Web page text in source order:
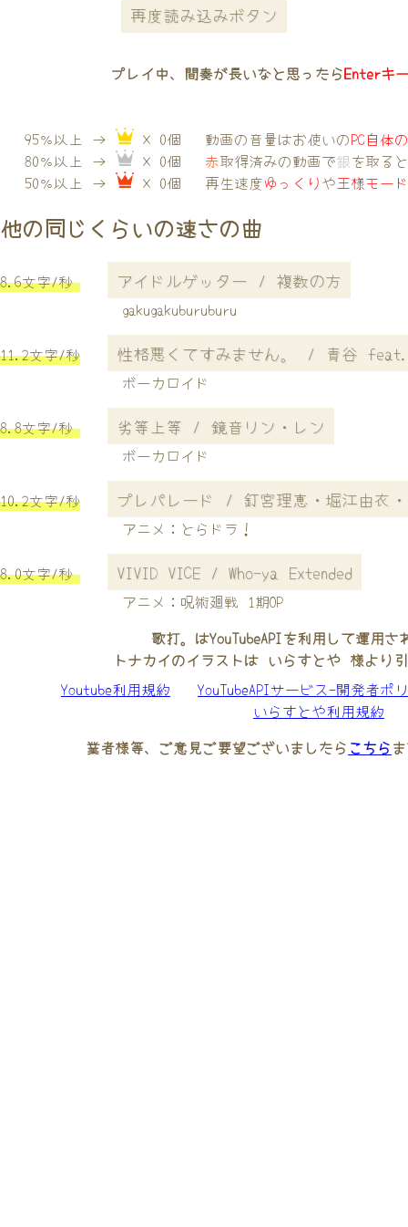
再度読み込みボタン
プレイ中、間奏が長いなと思ったらEnterキ
95％以上 →
× 0個
80％以上 →
× 0個
50％以上 →
× 0個
動画の音量はお使いのPC自体
赤取得済みの動画で銀を取る
再生速度ゆっくりや王様モー
他の同じくらいの速さの曲
8.6文字/秒 アイドルゲッター / 複数の方
gakugakuburuburu
11.2文字/秒 性格悪くてすみません。 / 青谷
ボーカロイド
8.8文字/秒 劣等上等 / 鏡音リン・レン
ボーカロイド
10.2文字/秒 プレパレード / 釘宮理恵・堀江由衣
アニメ：とらドラ！
8.0文字/秒 VIVID VICE / Who-ya Extended
アニメ：呪術廻戦 1期OP
歌打。はYouTubeAPIを利用して運用さ
トナカイのイラストは いらすとや 様より
Youtube利用規約
YouTubeAPIサービス-開発者ポ
いらすとや利用規約
業者様等、ご意見ご要望ございましたら こちら